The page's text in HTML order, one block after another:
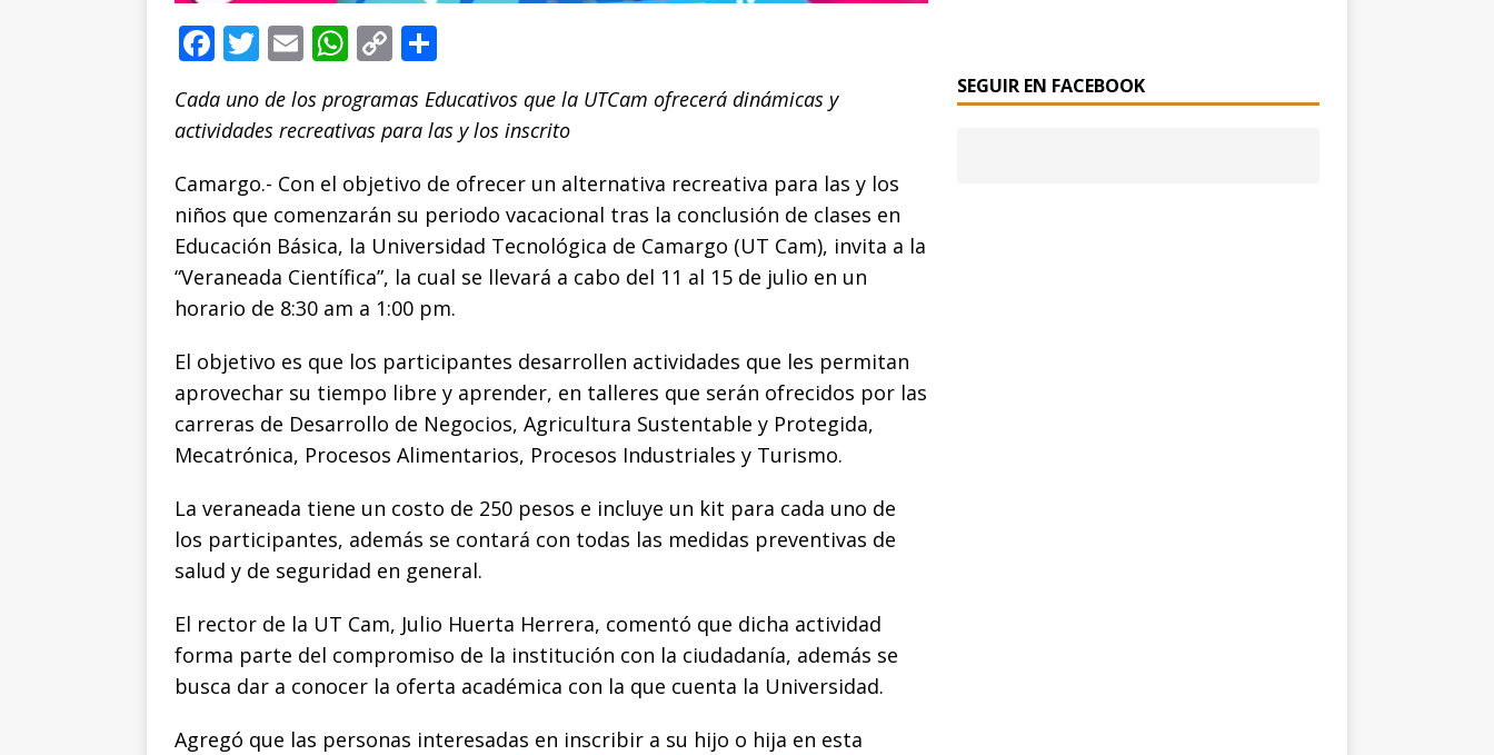
F
c
e
b
o
o
k
T
w
it
te
r
E
ai
l
W
at
s
A
p
p
C
p
y
Li
n
k
o
m
p
ar
ti
r
Cada uno de los programas Educativos que la UTCam ofrecerá dinámicas y
actividades recreativas para las y los inscrito
Camargo.- Con el objetivo de ofrecer un alternativa recreativa para las y los
niños que comenzarán su periodo vacacional tras la conclusión de clases en
Educación Básica, la Universidad Tecnológica de Camargo (UT Cam), invita a la
“Veraneada Científica”, la cual se llevará a cabo del 11 al 15 de julio en un
horario de 8:30 am a 1:00 pm.
El objetivo es que los participantes desarrollen actividades que les permitan
aprovechar su tiempo libre y aprender, en talleres que serán ofrecidos por las
carreras de Desarrollo de Negocios, Agricultura Sustentable y Protegida,
Mecatrónica, Procesos Alimentarios, Procesos Industriales y Turismo.
La veraneada tiene un costo de 250 pesos e incluye un kit para cada uno de
los participantes, además se contará con todas las medidas preventivas de
salud y de seguridad en general.
El rector de la UT Cam, Julio Huerta Herrera, comentó que dicha actividad
forma parte del compromiso de la institución con la ciudadanía, además se
busca dar a conocer la oferta académica con la que cuenta la Universidad.
Agregó que las personas interesadas en inscribir a su hijo o hija en esta
SEGUIR EN FACEBOOK